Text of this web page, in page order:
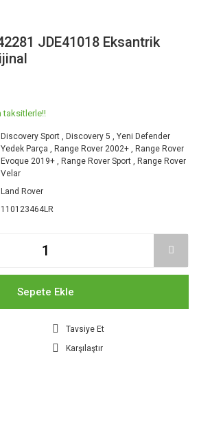
JDE41018 Eksantrik
taksitlerle!!
Discovery Sport ,Discovery 5 ,Yeni Defender
Yedek Parça
,Range Rover 2002+ ,Range Rover
Evoque 2019+
,Range Rover Sport ,Range Rover
Velar
Land Rover
110123464LR
Sepete Ekle
Tavsiye Et
Karşılaştır